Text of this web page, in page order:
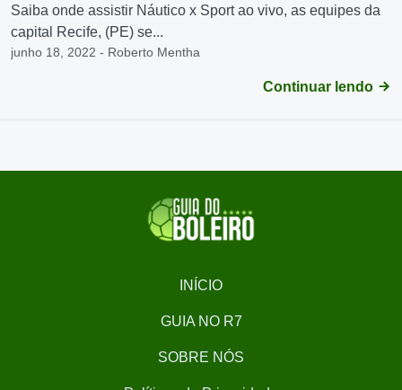
Saiba onde assistir Náutico x Sport ao vivo, as equipes da
capital Recife, (PE) se...
junho 18, 2022 - Roberto Mentha
Continuar lendo
INÍCIO
GUIA NO R7
SOBRE NÓS